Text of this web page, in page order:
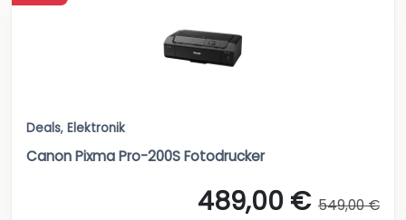
Deals, Elektronik
Canon Pixma Pro-200S Fotodrucker
489,00 € 549,00 €